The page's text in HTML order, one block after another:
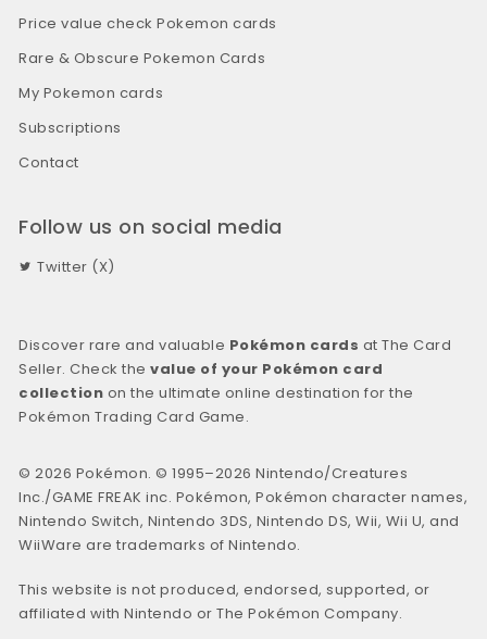
Price value check Pokemon cards
Rare & Obscure Pokemon Cards
My Pokemon cards
Subscriptions
Contact
Follow us on social media
Twitter (X)
Discover rare and valuable Pokémon cards at The Card
Seller. Check thevalue of your Pokémon card
collection on the ultimate online destination for the
Pokémon Trading Card Game.
© 2026 Pokémon. © 1995–2026 Nintendo/Creatures
Inc./GAME FREAK inc. Pokémon, Pokémon character names,
Nintendo Switch, Nintendo 3DS, Nintendo DS, Wii, Wii U, and
WiiWare are trademarks of Nintendo.
This website is not produced, endorsed, supported, or
affiliated with Nintendo or The Pokémon Company.